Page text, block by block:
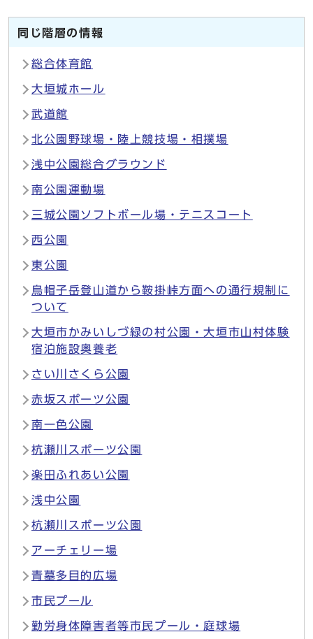
同じ階層の情報
総合体育館
大垣城ホール
武道館
北公園野球場・陸上競技場・相撲場
浅中公園総合グラウンド
南公園運動場
三城公園ソフトボール場・テニスコート
西公園
東公園
烏帽子岳登山道から鞍掛峠方面への通行規制に
ついて
大垣市かみいしづ緑の村公園・大垣市山村体験
宿泊施設奥養老
さい川さくら公園
赤坂スポーツ公園
南一色公園
杭瀬川スポーツ公園
楽田ふれあい公園
浅中公園
杭瀬川スポーツ公園
アーチェリー場
青墓多目的広場
市民プール
勤労身体障害者等市民プール・庭球場